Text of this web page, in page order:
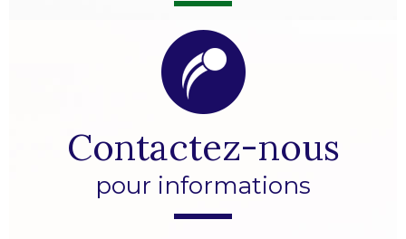
Contactez-nous
pour informations